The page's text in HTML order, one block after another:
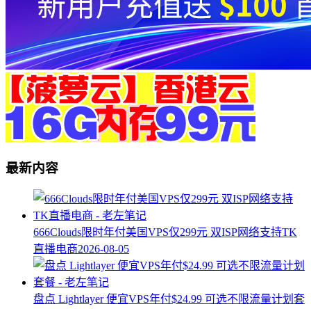
最新内容
666Clouds限时年付美国VPS仅299元 双ISP网络支持TK
直播电商2026-08-05
盘点 Lightlayer 便宜VPS年付$24.99 可选不限流量计划套